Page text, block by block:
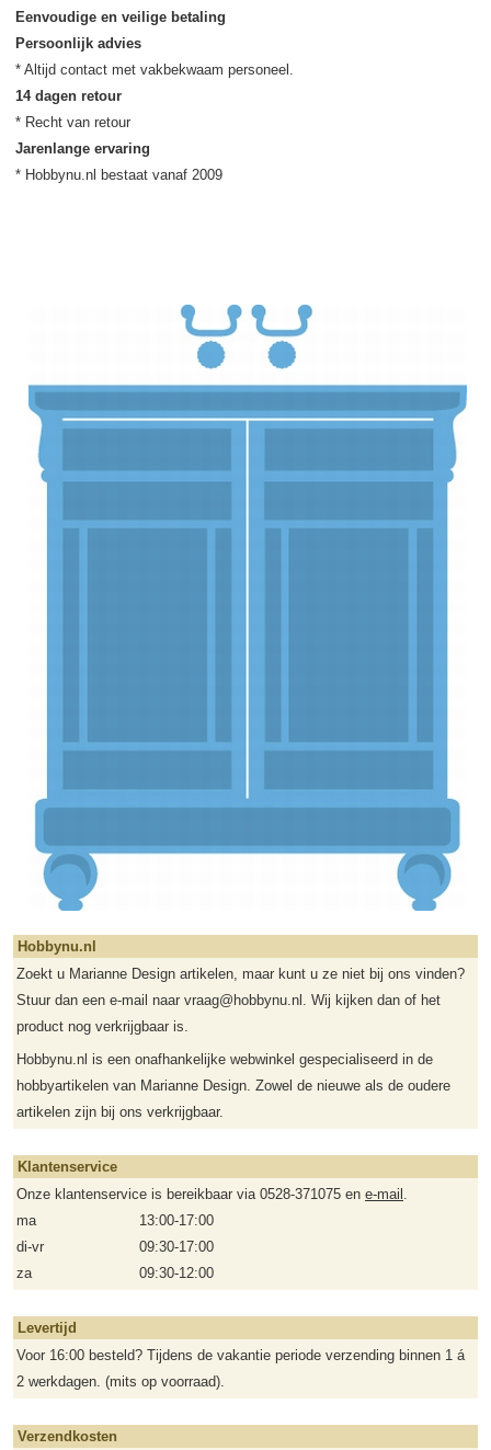
Eenvoudige en veilige betaling
Persoonlijk advies
14 dagen retour
Jarenlange ervaring
* Hobbynu.nl bestaat vanaf 2009
Hobbynu.nl
Zoekt u Marianne Design artikelen, maar kunt u ze niet bij ons vinden?
Stuur dan een e-mail naar vraag@hobbynu.nl. Wij kijken dan of het
product nog verkrijgbaar is.
Hobbynu.nl is een onafhankelijke webwinkel gespecialiseerd in de
hobbyartikelen van Marianne Design. Zowel de nieuwe als de oudere
artikelen zijn bij ons verkrijgbaar.
Klantenservice
Onze klantenservice is bereikbaar via 0528-371075 en e-mail .
ma
13:00-17:00
di-vr
09:30-17:00
za
09:30-12:00
Levertijd
Voor 16:00 besteld? Tijdens de vakantie periode verzending binnen 1 á
2 werkdagen. (mits op voorraad).
Verzendkosten